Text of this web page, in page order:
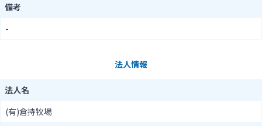
備考
-
法人情報
法人名
(有)倉持牧場